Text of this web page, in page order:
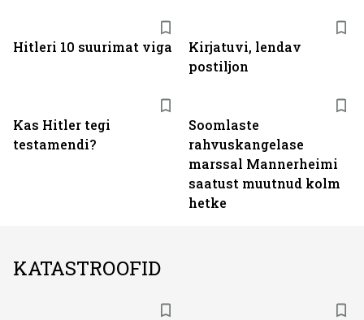
Hitleri 10 suurimat viga
Kirjatuvi, lendav
postiljon
Kas Hitler tegi
testamendi?
Soomlaste
rahvuskangelase
marssal Mannerheimi
saatust muutnud kolm
hetke
KATASTROOFID